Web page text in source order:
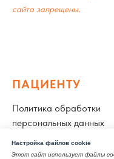
Настройка файлов cookie
Этот сайт использует файлы
сайта запрещены.
ПАЦИЕНТУ
Политика обработки
персональных данных
Специалисты